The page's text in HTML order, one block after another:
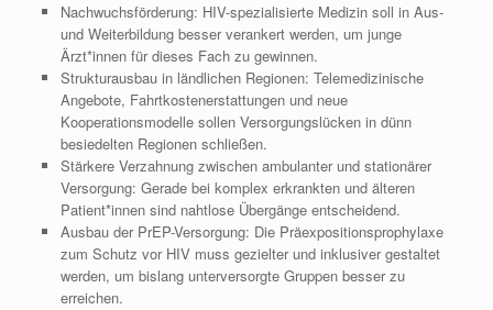
Nachwuchsförderung: HIV-spezialisierte Medizin soll in Aus-
und Weiterbildung besser verankert werden, um junge
Ärzt*innen für dieses Fach zu gewinnen.
Strukturausbau in ländlichen Regionen: Telemedizinische
Angebote, Fahrtkostenerstattungen und neue
Kooperationsmodelle sollen Versorgungslücken in dünn
besiedelten Regionen schließen.
Stärkere Verzahnung zwischen ambulanter und stationärer
Versorgung: Gerade bei komplex erkrankten und älteren
Patient*innen sind nahtlose Übergänge entscheidend.
Ausbau der PrEP-Versorgung: Die Präexpositionsprophylaxe
zum Schutz vor HIV muss gezielter und inklusiver gestaltet
werden, um bislang unterversorgte Gruppen besser zu
erreichen.